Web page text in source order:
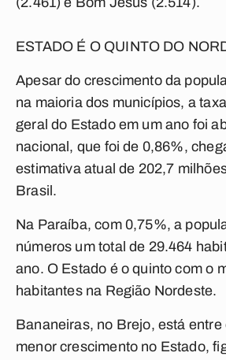
ESTADO É O QUINTO DO
Apesar do crescimento da
na maioria dos municípios, a
geral do Estado em um ano foi
nacional, que foi de 0,86%,
estimativa atual de 202,7
Brasil.
Na Paraíba, com 0,75%, a
números um total de 29.464
ano. O Estado é o quinto com o
habitantes na Região Nordeste.
Bananeiras, no Brejo, está entre
menor crescimento no Estado,